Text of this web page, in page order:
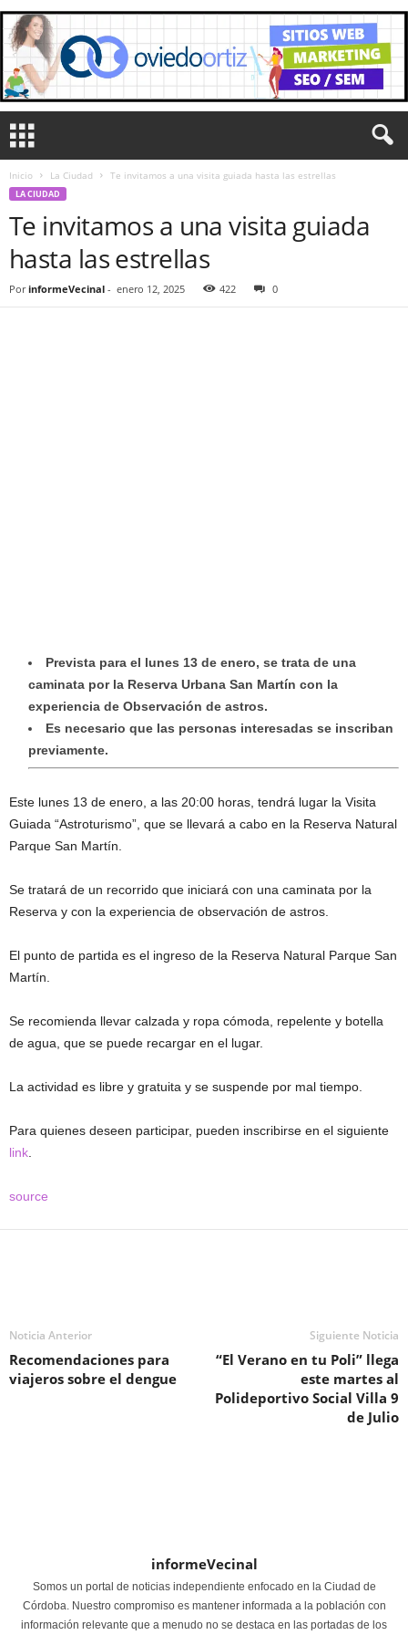
Inicio La Ciudad Te invitamos a una visita guiada hasta las estrellas
LA CIUDAD
Te invitamos a una visita guiada
hasta las estrellas
Por informeVecinal - enero 12, 2025 422 0
Prevista para el lunes 13 de enero, se trata de una
caminata por la Reserva Urbana San Martín con la
experiencia de Observación de astros.
Es necesario que las personas interesadas se inscriban
previamente.
Este lunes 13 de enero, a las 20:00 horas, tendrá lugar la Visita
Guiada “Astroturismo”, que se llevará a cabo en la Reserva Natural
Parque San Martín.
Se tratará de un recorrido que iniciará con una caminata por la
Reserva y con la experiencia de observación de astros.
El punto de partida es el ingreso de la Reserva Natural Parque San
Martín.
Se recomienda llevar calzada y ropa cómoda, repelente y botella
de agua, que se puede recargar en el lugar.
La actividad es libre y gratuita y se suspende por mal tiempo.
Para quienes deseen participar, pueden inscribirse en el siguiente
link.
source
Noticia Anterior
Recomendaciones para
viajeros sobre el dengue
Siguiente Noticia
“El Verano en tu Poli” llega
este martes al
Polideportivo Social Villa 9
de Julio
informeVecinal
Somos un portal de noticias independiente enfocado en la Ciudad de
Córdoba. Nuestro compromiso es mantener informada a la población con
información relevante que a menudo no se destaca en las portadas de los